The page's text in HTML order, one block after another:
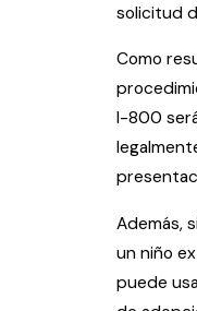
solicitud
Como
I-800
Además,
un niño
puede